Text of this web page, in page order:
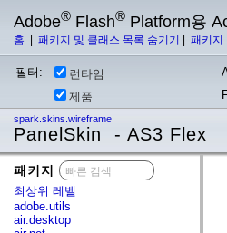
Adobe® Flash® Platform용
홈 패키지 및 클래스 목록 숨기기 패키지
필터: 런타임
제품
spark.skins.wireframe
PanelSkin - AS3 Flex
패키지
최상위 레벨
adobe.utils
air.desktop